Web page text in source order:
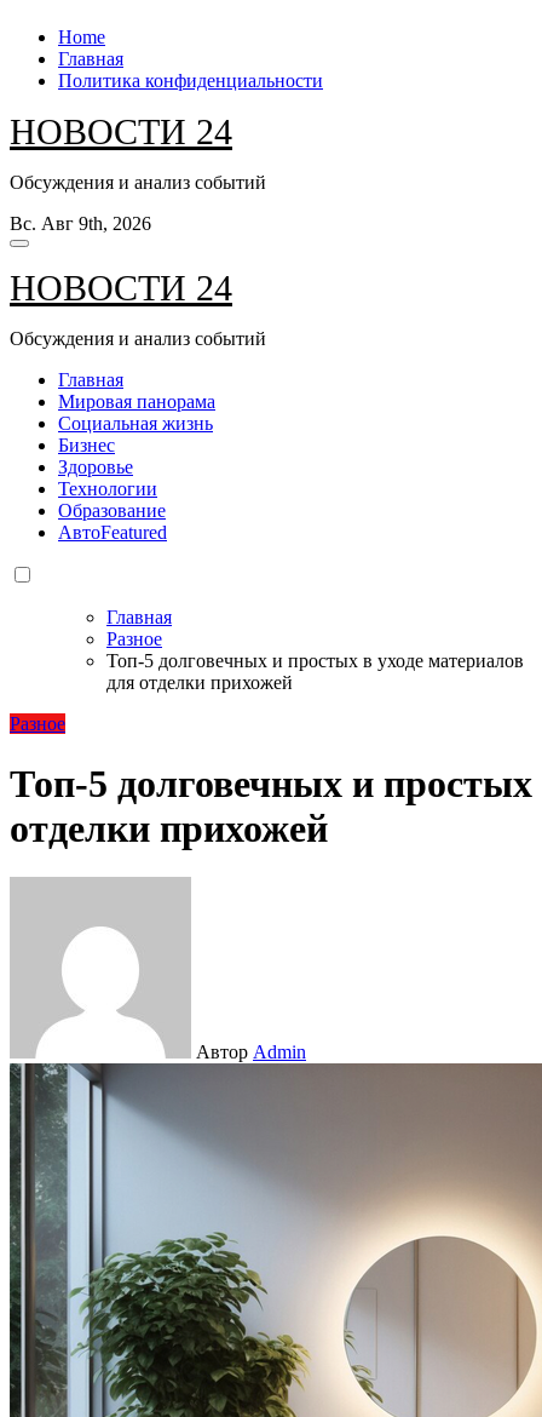
Перейти
содержанию
Home
Главная
Политика конфиденциальности
НОВОСТИ 24
Обсуждения и анализ событий
Вс. Авг 9th, 2026
НОВОСТИ 24
Обсуждения и анализ событий
Главная
Мировая панорама
Социальная жизнь
Бизнес
Здоровье
Технологии
Образование
АвтоFeatured
Главная
Разное
Топ-5 долговечных и простых в уходе материалов
для отделки прихожей
Разное
Топ-5 долговечных и простых
отделки прихожей
Автор Admin